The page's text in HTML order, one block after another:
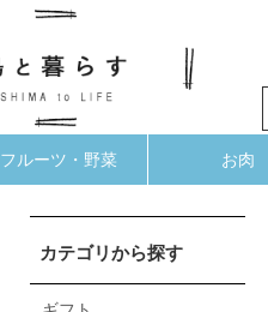
フルーツ・野菜 お肉
カテゴリから探す